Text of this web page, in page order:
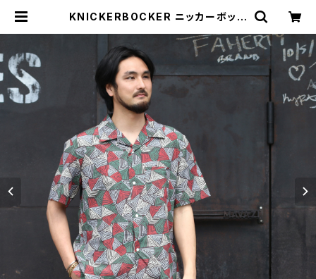
KNICKERBOCKER ニッカーボッカ
rt ドビーレーヨンコットン半袖シャツ
| MAVAZI マバジ